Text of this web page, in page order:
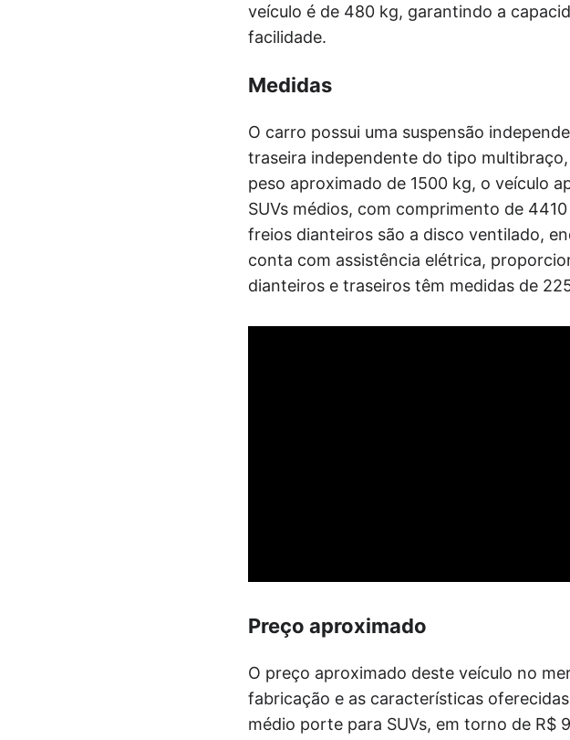
veículo é de 480 kg, garantindo a
facilidade.
Medidas
O carro possui uma suspensão
traseira independente do tipo
peso aproximado de 1500 kg, o veículo
SUVs médios, com comprimento de
freios dianteiros são a disco ventilado,
conta com assistência elétrica,
dianteiros e traseiros têm medidas de
Preço aproximado
O preço aproximado deste veículo no
fabricação e as características
médio porte para SUVs, em torno de